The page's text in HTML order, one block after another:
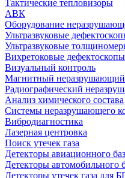
Тактические тепловизоры
АВК
Оборудование
Ультразвуковые
Ультразвуковые
Вихретоковые дефектоскопы
Визуальный контроль
Магнитный неразрушающий
Радиографический
Анализ химического состава
Системы неразрушающего
Вибродиагностика
Лазерная центровка
Поиск утечек газа
Детекторы авиационного
Детекторы автомобильного
Детекторы утечек газа для